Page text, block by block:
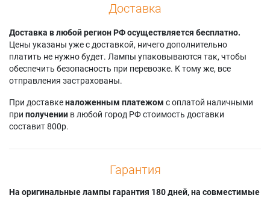
Доставка
Доставка в любой регион РФ осуществляется бесплатно.
Цены указаны уже с доставкой, ничего дополнительно
платить не нужно будет. Лампы упаковываются так, чтобы
обеспечить безопасность при перевозке. К тому же, все
отправления застрахованы.
При доставкеналоженным платежом с оплатой наличными
при получении в любой город РФ стоимость доставки
составит 800р.
Гарантия
На оригинальные лампы гарантия 180 дней, на совместимые